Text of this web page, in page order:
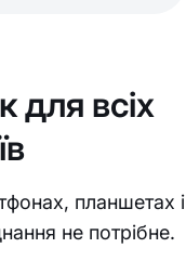
для всіх
планшетах і
не потрібне.